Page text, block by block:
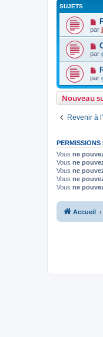
SUJETS
par
par
par
Nouveau
Revenir à
PERMISSIONS
Vous ne
Vous ne
Vous ne
Vous ne
Vous ne
Accueil